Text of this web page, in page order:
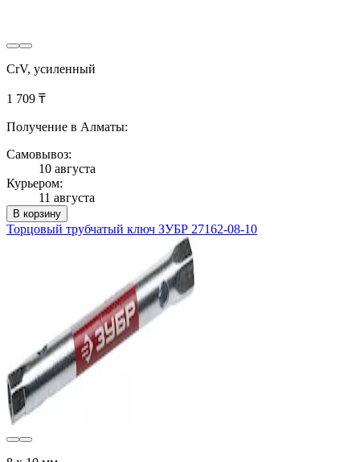
CrV, усиленный
1 709 ₸
Получение в Алматы:
Самовывоз:
10 августа
Курьером:
11 августа
В корзину
Торцовый трубчатый ключ ЗУБР 27162-08-10